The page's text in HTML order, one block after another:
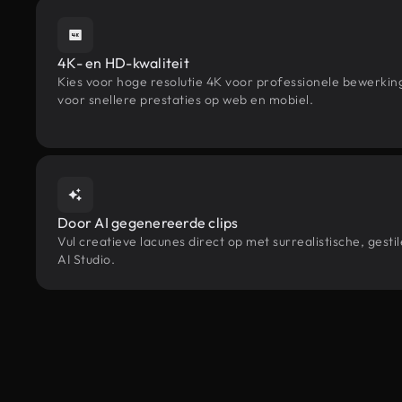
4K- en HD-kwaliteit
Kies voor hoge resolutie 4K voor professionele
voor snellere prestaties op web en mobiel.
Door AI gegenereerde clips
Vul creatieve lacunes direct op met surrealistische,
AI Studio.